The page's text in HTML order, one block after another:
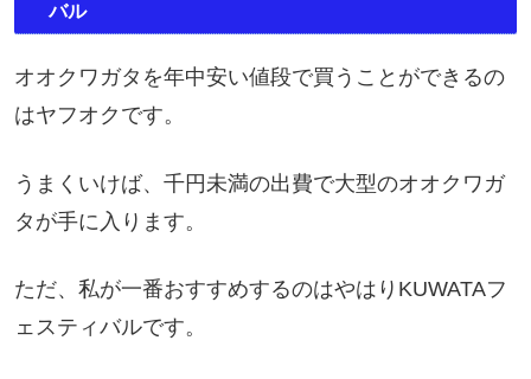
バル
オオクワガタを年中安い値段で買うことができるの
はヤフオクです。
うまくいけば、千円未満の出費で大型のオオクワガ
タが手に入ります。
ただ、私が一番おすすめするのはやはりKUWATAフ
ェスティバルです。